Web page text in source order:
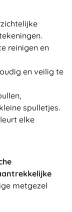
reinigen en
en veilig te
spulletjes.
elke
metgezel